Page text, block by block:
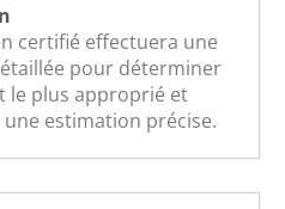
certifié effectuera une
pour déterminer
le plus approprié et
estimation précise.